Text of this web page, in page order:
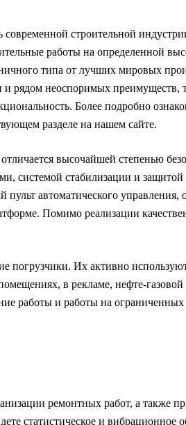
строительной
работы на определенной
типа от лучших мировых
рядом неоспоримых преимуществ,
Более подробно
разделе на нашем сайте.
высочайшей степенью
системой стабилизации и
автоматического управления,
Помимо реализации
погрузчики. Их активно
в рекламе, нефте-
работы и работы на
ремонтных работ, а также
статистическое и вибрационное